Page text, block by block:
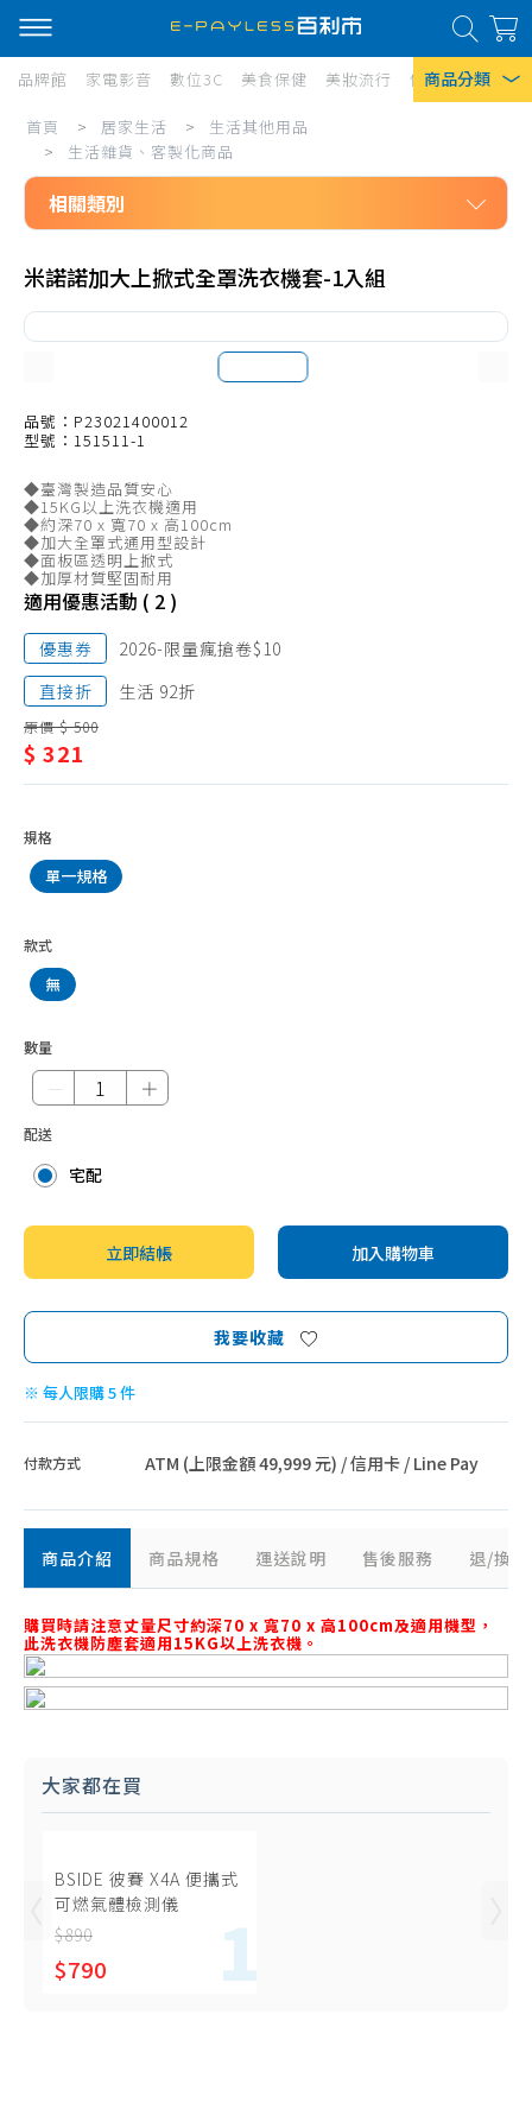
商品分類
熱門搜尋
風扇
口罩
除濕機
衛生紙
品牌館 家電影音 數位3C 美食保健 美妝流行 傢俱寢具 居
居
生
活/
生
活
用
品/
生
活
雜
貨、
客
製
化
商
品
首頁 > 居家生活 >
生活其他用品
>
生活雜貨、客製化商品
相關類別
生活其他用品
文具用品
辨公用品
生活療癒小物
生活雜貨、客製化商品
紅包袋
米諾諾加大上掀式全罩洗衣機套-1入組
品號：P23021400012
型號：151511-1
◆臺灣製造品質安心
◆15KG以上洗衣機適用
◆約深70 x 寬70 x 高100cm
◆加大全罩式通用型設計
◆面板區透明上掀式
◆加厚材質堅固耐用
適用優惠活動 ( 2 )
優惠券
2026-限量瘋搶卷$10
直接折
生活 92折
原價 $ 500
$ 321
規格
單一規格
款式
無
數量
＋
配送
宅配
立即結帳 加入購物車
我要收藏
※ 每人限購 5 件
付款方式 ATM (上限金額 49,999 元) / 信用卡 / Line Pay
商品介紹 商品規格 運送說明 售後服務 退/換
購買時請注意丈量尺寸約深70 x 寬70 x 高100cm及適用機型，
此洗衣機防塵套適用15KG以上洗衣機。
大家都在買
BSIDE 彼賽 X4A 便攜式
可燃氣體檢測儀
$890
$790